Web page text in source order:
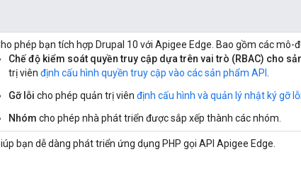
phép bạn tích hợp Drupal 10 với Apigee Edge. Bao gồm các mô-
Chế độ kiểm soát quyền truy cập dựa trên vai trò (RBAC) cho
trị viên định cấu hình quyền truy cập vào các sản phẩm API
Gỡ lỗi cho phép quản trị viên định cấu hình và quản lý nhật ký gỡ
Nhóm cho phép nhà phát triển được sắp xếp thành các nhóm.
bạn dễ dàng phát triển ứng dụng PHP gọi API Apigee Edge.